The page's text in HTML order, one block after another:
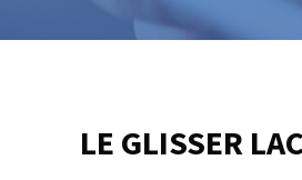
LE GLISSER